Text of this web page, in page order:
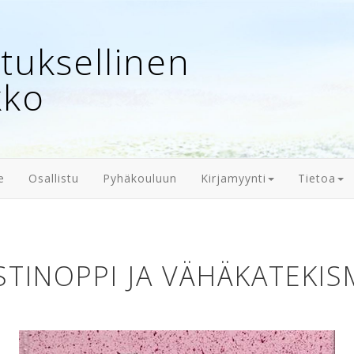
Osallistu Pyhäkouluun Kirjamyynti Tietoa
JA